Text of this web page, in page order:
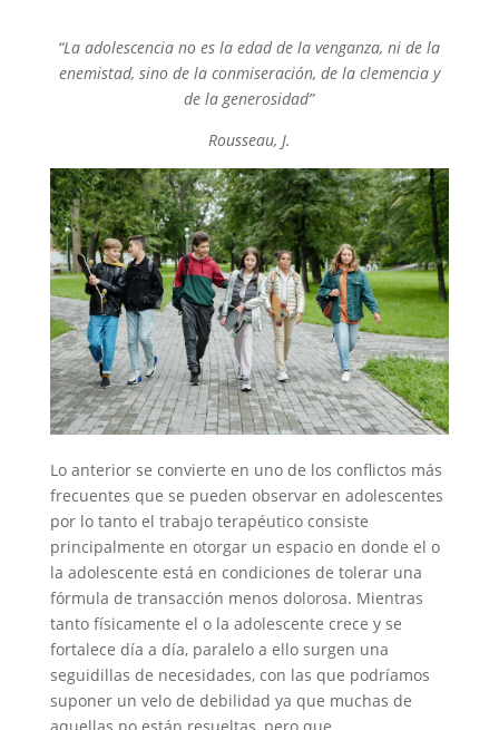
“La adolescencia no es la edad de la venganza, ni de la
enemistad, sino de la conmiseración, de la clemencia y
de la generosidad”
Rousseau, J.
Lo anterior se convierte en uno de los conflictos más
frecuentes que se pueden observar en adolescentes
por lo tanto el trabajo terapéutico consiste
principalmente en otorgar un espacio en donde el o
la adolescente está en condiciones de tolerar una
fórmula de transacción menos dolorosa. Mientras
tanto físicamente el o la adolescente crece y se
fortalece día a día, paralelo a ello surgen una
seguidillas de necesidades, con las que podríamos
suponer un velo de debilidad ya que muchas de